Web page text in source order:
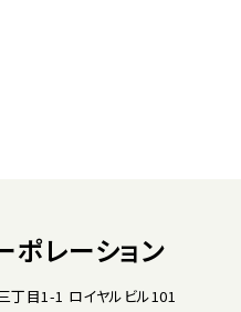
ポレーション
丁目1-1 ロイヤルビル101